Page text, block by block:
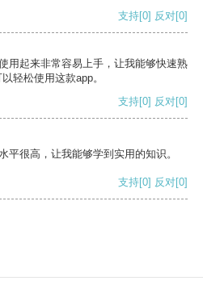
支持[0] 反对[0]
用起来非常容易上手，让我能够快速熟
轻松使用这款app。
支持[0] 反对[0]
平很高，让我能够学到实用的知识。
支持[0] 反对[0]